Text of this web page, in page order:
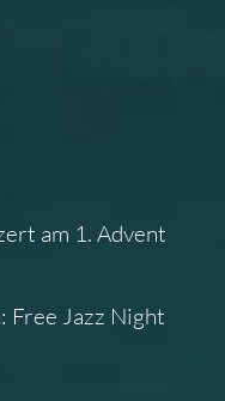
am 1. Advent
Free Jazz Night